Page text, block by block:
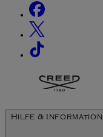
Hilfe & Information